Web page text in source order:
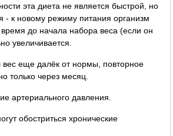
эта диета не является быстрой, но
- к новому режиму питания организм
до начала набора веса (если он
увеличивается.
еще далёк от нормы, повторное
только через месяц.
артериального давления.
обостриться хронические